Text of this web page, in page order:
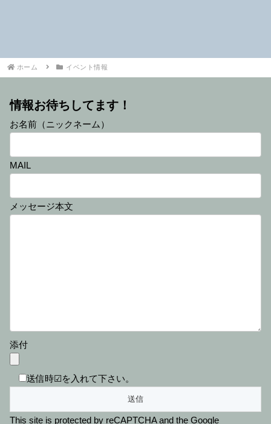
ホーム イベント情報
情報お待ちしてます！
お名前（ニックネーム）
MAIL
メッセージ本文
添付
送信時☑を入れて下さい。
This site is protected by reCAPTCHA and the Google